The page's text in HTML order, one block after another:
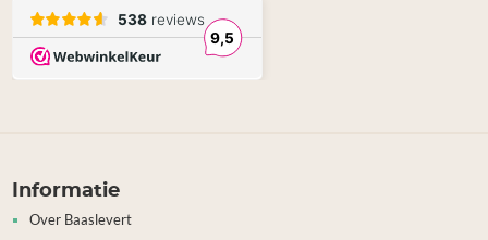
Informatie
Over Baaslevert